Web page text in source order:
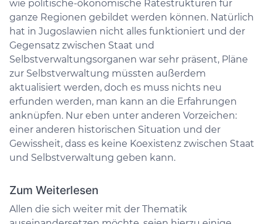
wie politische-ökonomische Rätestrukturen für
ganze Regionen gebildet werden können. Natürlich
hat in Jugoslawien nicht alles funktioniert und der
Gegensatz zwischen Staat und
Selbstverwaltungsorganen war sehr präsent, Pläne
zur Selbstverwaltung müssten außerdem
aktualisiert werden, doch es muss nichts neu
erfunden werden, man kann an die Erfahrungen
anknüpfen. Nur eben unter anderen Vorzeichen:
einer anderen historischen Situation und der
Gewissheit, dass es keine Koexistenz zwischen Staat
und Selbstverwaltung geben kann.
Zum Weiterlesen
Allen die sich weiter mit der Thematik